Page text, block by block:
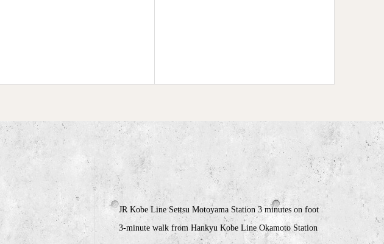
JR Kobe Line Settsu Motoyama Station 3 minutes on foot
3-minute walk from Hankyu Kobe Line Okamoto Station